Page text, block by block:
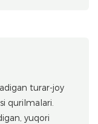
turar-joy
qurilmalari.
yuqori